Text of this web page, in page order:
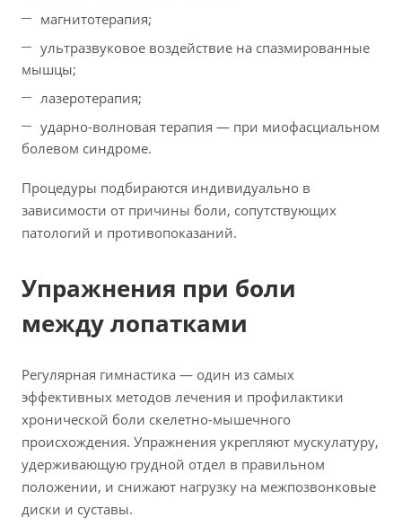
магнитотерапия;
ультразвуковое воздействие на спазмированные
мышцы;
лазеротерапия;
ударно-волновая терапия — при миофасциальном
болевом синдроме.
Процедуры подбираются индивидуально в
зависимости от причины боли, сопутствующих
патологий и противопоказаний.
Упражнения при боли
между лопатками
Регулярная гимнастика — один из самых
эффективных методов лечения и профилактики
хронической боли скелетно-мышечного
происхождения. Упражнения укрепляют мускулатуру,
удерживающую грудной отдел в правильном
положении, и снижают нагрузку на межпозвонковые
диски и суставы.